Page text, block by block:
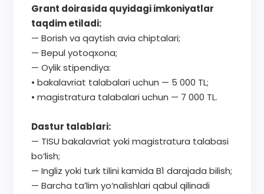
Grant doirasida quyidagi imkoniyatlar
taqdim etiladi:
— Borish va qaytish avia chiptalari;
— Bepul yotoqxona;
— Oylik stipendiya:
• bakalavriat talabalari uchun — 5 000 TL;
• magistratura talabalari uchun — 7 000 TL.
Dastur talablari:
— TISU bakalavriat yoki magistratura talabasi
bo‘lish;
— Ingliz yoki turk tilini kamida B1 darajada bilish;
— Barcha ta’lim yo‘nalishlari qabul qilinadi